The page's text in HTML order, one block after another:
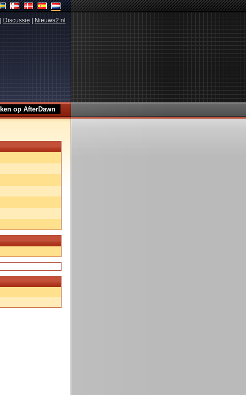
Discussie Nieuws2.nl